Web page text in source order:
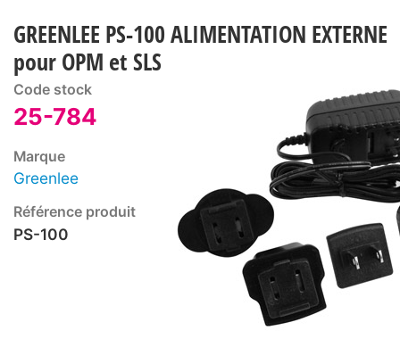
GREENLEE PS-100 ALIMENTATION EXTERNE
pour OPM et SLS
Code stock
25-784
Marque
Greenlee
Référence produit
PS-100